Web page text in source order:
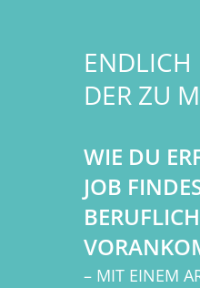
ENDLICH
DER ZU
WIE DU
JOB
BERUFLICH
– MIT EINEM